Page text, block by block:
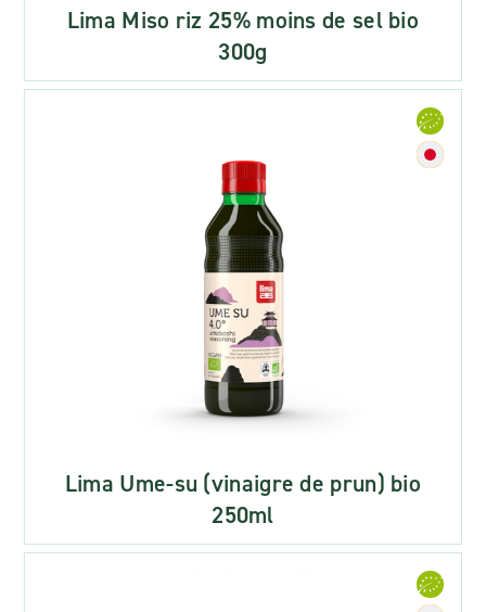
Lima Miso riz 25% moins de sel bio
300g
Lima Ume-su (vinaigre de prun) bio
250ml